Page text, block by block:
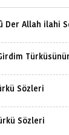
Der Allah ilahi
Sözleri
Sözleri